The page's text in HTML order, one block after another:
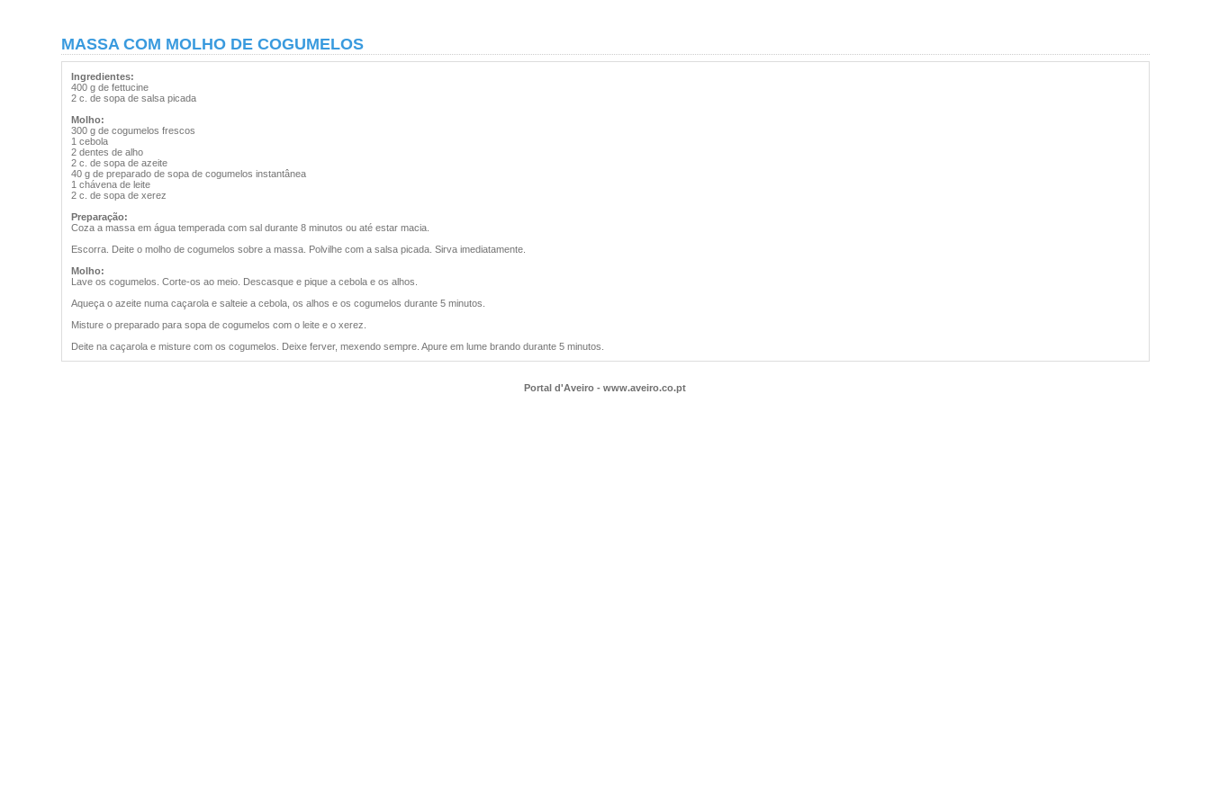
MASSA COM MOLHO DE COGUMELOS
Ingredientes:
400 g de fettucine
2 c. de sopa de salsa picada
Molho:
300 g de cogumelos frescos
1 cebola
2 dentes de alho
2 c. de sopa de azeite
40 g de preparado de sopa de cogumelos instantânea
1 chávena de leite
2 c. de sopa de xerez
Preparação:
Coza a massa em água temperada com sal durante 8 minutos ou até estar macia.
Escorra. Deite o molho de cogumelos sobre a massa. Polvilhe com a salsa picada. Sirva imediatamente.
Molho:
Lave os cogumelos. Corte-os ao meio. Descasque e pique a cebola e os alhos.
Aqueça o azeite numa caçarola e salteie a cebola, os alhos e os cogumelos durante 5 minutos.
Misture o preparado para sopa de cogumelos com o leite e o xerez.
Deite na caçarola e misture com os cogumelos. Deixe ferver, mexendo sempre. Apure em lume brando durante 5 minutos.
Portal d'Aveiro - www.aveiro.co.pt